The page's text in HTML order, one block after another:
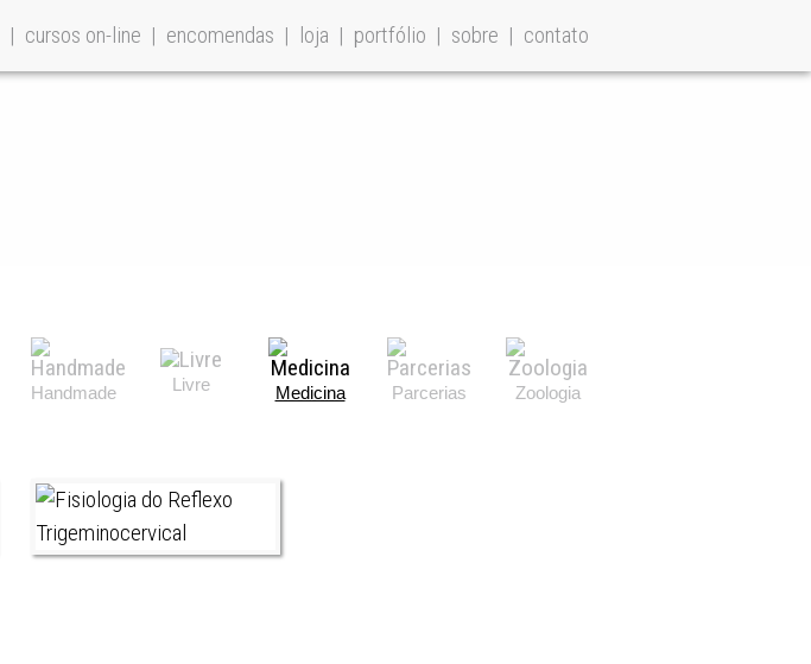
cursos on-line encomendas loja portfólio sobre contato
Handmade Livre Medicina Parcerias Zoologia